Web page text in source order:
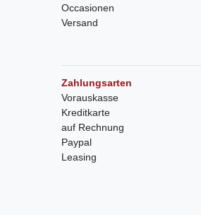
Occasionen
Versand
Zahlungsarten
Vorauskasse
Kreditkarte
auf Rechnung
Paypal
Leasing